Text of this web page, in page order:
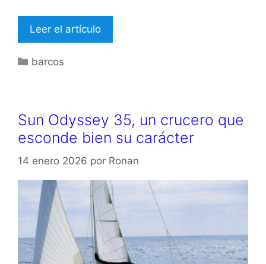
Leer el artículo
Categorías
barcos
Sun Odyssey 35, un crucero que
esconde bien su carácter
14 enero 2026 por Ronan